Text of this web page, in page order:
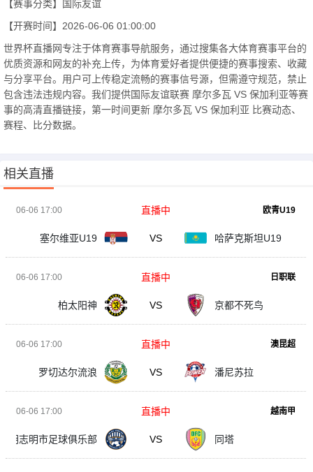
【赛事分类】
国际友谊
【开赛时间】 2026-06-06 01:00:00
世界杯直播网专注于体育赛事导航服务，通过搜集各大体育赛事平台的
优质资源和网友的补充上传，为体育爱好者提供便捷的赛事搜索、收藏
与分享平台。用户可上传稳定流畅的赛事信号源，但需遵守规范，禁止
包含违法违规内容。我们提供国际友谊联赛 摩尔多瓦 VS 保加利亚等赛
事的高清直播链接，第一时间更新 摩尔多瓦 VS 保加利亚 比赛动态、
赛程、比分数据。
相关直播
06-06 17:00 欧青U19
塞尔维亚U19 VS 哈萨克斯坦U19
直播中
06-06 17:00 日职联
柏太阳神 VS 京都不死鸟
直播中
06-06 17:00 澳昆超
罗切达尔流浪 VS 潘尼苏拉
直播中
06-06 17:00 越南甲
胡志明市足球俱乐部 VS 同塔
直播中